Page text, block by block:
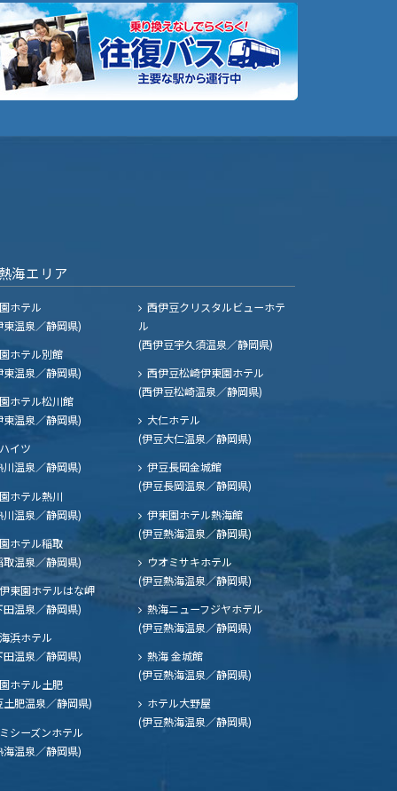
海エリア
ホテル
東温泉／静岡県)
ホテル別館
東温泉／静岡県)
ホテル松川館
東温泉／静岡県)
イツ
川温泉／静岡県)
ホテル熱川
川温泉／静岡県)
ホテル稲取
取温泉／静岡県)
東園ホテルはな岬
田温泉／静岡県)
浜ホテル
田温泉／静岡県)
ホテル土肥
土肥温泉／静岡県)
西伊豆クリスタルビューホテ
ル
(西伊豆宇久須温泉／静岡県)
西伊豆松崎伊東園ホテル
(西伊豆松崎温泉／静岡県)
大仁ホテル
(伊豆大仁温泉／静岡県)
伊豆長岡金城館
(伊豆長岡温泉／静岡県)
伊東園ホテル熱海館
(伊豆熱海温泉／静岡県)
ウオミサキホテル
(伊豆熱海温泉／静岡県)
熱海ニューフジヤホテル
(伊豆熱海温泉／静岡県)
熱海 金城館
(伊豆熱海温泉／静岡県)
ホテル大野屋
(伊豆熱海温泉／静岡県)
シーズンホテル
海温泉／静岡県)